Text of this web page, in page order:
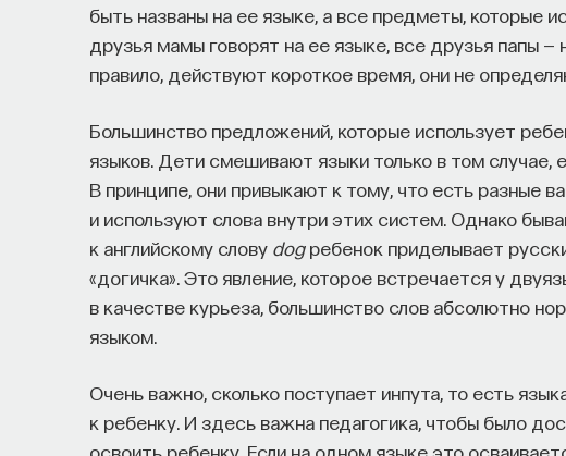
быть названы на ее языке, а все предметы, которые
друзья мамы говорят на ее языке, все друзья папы —
правило, действуют короткое время, они не
Большинство предложений, которые использует
языков. Дети смешивают языки только в том случае,
В принципе, они привыкают к тому, что есть разные
и используют слова внутри этих систем. Однако
к английскому слову dogребенок приделывает
«догичка». Это явление, которое встречается у
в качестве курьеза, большинство слов абсолютно
языком.
Очень важно, сколько поступает инпута, то есть
к ребенку. И здесь важна педагогика, чтобы было
освоить ребенку. Если на одном языке это
ПостНаука
команда ПостНауки
НАУКА
237 публикаций
НАУКА ЖУРНАЛ ФИЛОСОФСКИЙ ПОИСК: НАЧАЛА